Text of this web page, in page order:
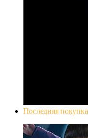
Последняя покупка